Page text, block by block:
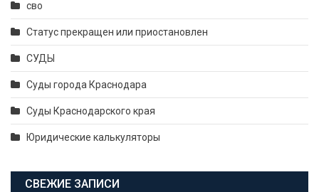
сво
Статус прекращен или приостановлен
СУДЫ
Суды города Краснодара
Суды Краснодарского края
Юридические калькуляторы
СВЕЖИЕ ЗАПИСИ